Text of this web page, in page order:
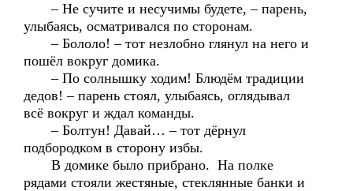
– Не сучите и несучимы будете, – парень,
улыбаясь, осматривался по сторонам.
– Бололо! – тот незлобно глянул на него и
пошёл вокруг домика.
– По солнышку ходим! Блюдём традиции
дедов! – парень стоял, улыбаясь, оглядывал
всё вокруг и ждал команды.
– Болтун! Давай… – тот дёрнул
подбородком в сторону избы.
В домике было прибрано. На полке
рядами стояли жестяные, стеклянные банки и